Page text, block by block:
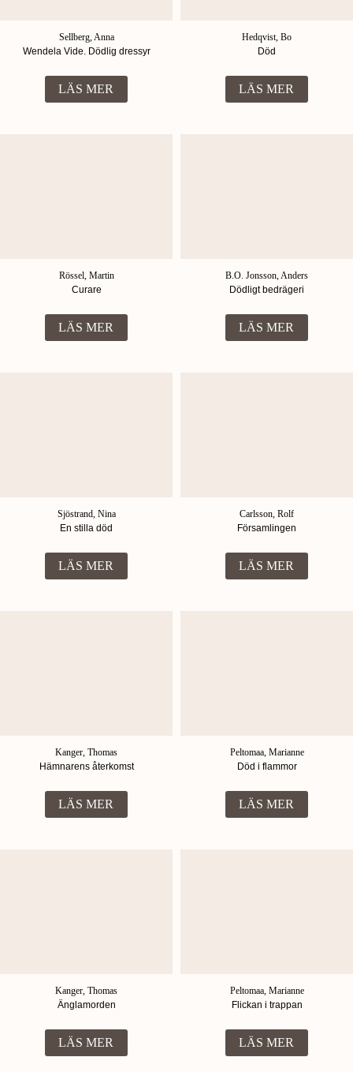
Sellberg, Anna
Wendela Vide. Dödlig dressyr
LÄS MER
Hedqvist, Bo
Död
LÄS MER
Rössel, Martin
Curare
LÄS MER
B.O. Jonsson, Anders
Dödligt bedrägeri
LÄS MER
Sjöstrand, Nina
En stilla död
LÄS MER
Carlsson, Rolf
Församlingen
LÄS MER
Kanger, Thomas
Hämnarens återkomst
LÄS MER
Peltomaa, Marianne
Död i flammor
LÄS MER
Kanger, Thomas
Änglamorden
LÄS MER
Peltomaa, Marianne
Flickan i trappan
LÄS MER